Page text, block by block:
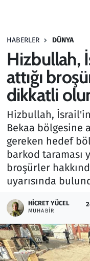
HABERLER DÜNYA
Hizbullah,
attığı
dikkatli
Hizbullah,
Bekaa bölgesine
gereken hedef
barkod taraması
broşürler
uyarısında
HICRET YÜCEL
MUHABIR
Haber
Kültür Sanat
Kurumsal
Lezzet Durağı
Memur ve
Otomobil
Oyun
Ramazan
Resmi İlanlar